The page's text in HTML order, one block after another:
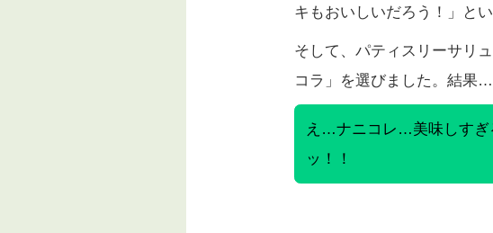
キもおいしいだろう！」と
そして、パティスリーサリ
コラ」を選びました。結果…
え…ナニコレ…美味しす
ッ！！